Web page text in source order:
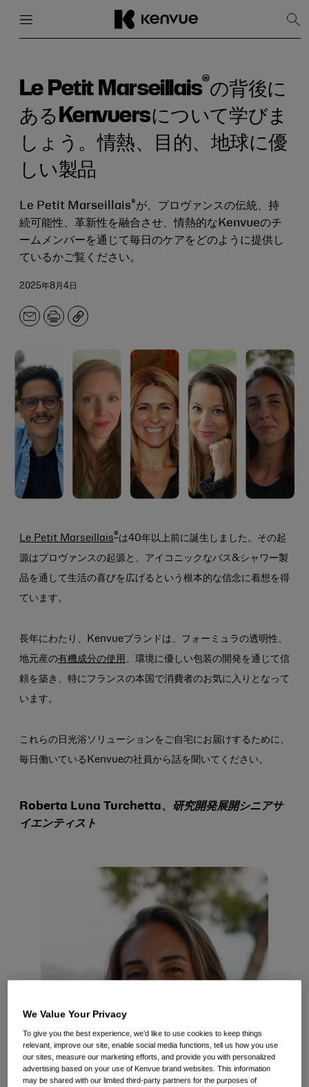
検
索
Le Petit Marseillais®の背後に
あるKenvuersについて学びま
しょう。情熱、目的、地球に優
しい製品
Le Petit Marseillais® が、プロヴァンスの伝統、持
続可能性、革新性を融合させ、情熱的なKenvueのチ
ームメンバーを通じて毎日のケアをどのように提供し
ているかご覧ください。
2025年8月4日
メ
ア
ド
ス
印
コ
ー
Le Petit Marseillais ® は40年以上前に誕生しました。その起
源はプロヴァンスの起源と、アイコニックなバス&シャワー製
品を通して生活の喜びを広げるという根本的な信念に着想を得
ています。
長年にわたり、Kenvueブランドは、フォーミュラの透明性、
地元産の有機成分の使用 、環境に優しい包装の開発を通じて信
頼を築き、特にフランスの本国で消費者のお気に入りとなって
います。
これらの日光浴ソリューションをご自宅にお届けするために、
毎日働いているKenvueの社員から話を聞いてください。
Roberta Luna Turchetta、 研究開発展開シニアサ
イエンティスト
We Value Your Privacy
To give you the best experience, we’d like to use cookies to keep things
relevant, improve our site, enable social media functions, tell us how you use
our sites, measure our marketing efforts, and provide you with personalized
advertising based on your use of Kenvue brand websites. This information
may be shared with our limited third-party partners for the purposes of